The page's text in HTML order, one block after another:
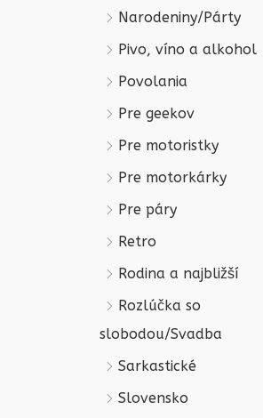
Narodeniny/Párty
Pivo, víno a alkohol
Povolania
Pre geekov
Pre motoristky
Pre motorkárky
Pre páry
Retro
Rodina a najbližší
Rozlúčka so
slobodou/Svadba
Sarkastické
Slovensko